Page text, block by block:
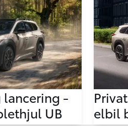
lancering -
UB
elbil